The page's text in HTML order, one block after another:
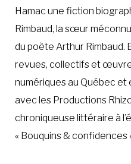
Hamac une fiction
Rimbaud, la sœur
du poète Arthur Rimbaud.
revues, collectifs et
numériques au Québec et
avec les Productions
chroniqueuse littéraire à
« Bouquins & confidences